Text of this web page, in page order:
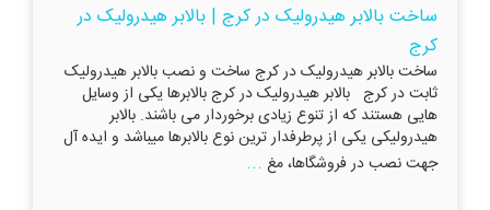
ساخت بالابر هیدرولیک در کرج | بالابر هیدرولیک در
کرج
ساخت بالابر هیدرولیک در کرج ساخت و نصب بالابر هیدرولیک
ثابت در کرج بالابر هیدرولیک در کرج بالابرها یکی از وسایل
هایی هستند که از تنوع زیادی برخوردار می باشند. بالابر
هیدرولیکی یکی از پرطرفدار ترین نوع بالابرها میباشد و ایده آل
جهت نصب در فروشگاها، مغ ...